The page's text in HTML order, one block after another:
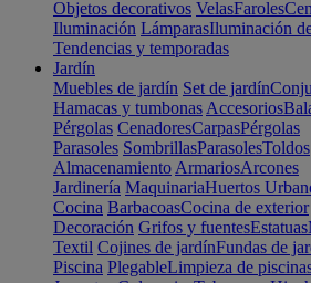
Objetos decorativos VelasFaroles
Iluminación LámparasIluminación
Tendencias y temporadas
Jardín
Muebles de jardín Set de jardín
Hamacas y tumbonas Accesorios
Pérgolas CenadoresCarpasPérgolas
Parasoles SombrillasParasolesToldos
Almacenamiento ArmariosArcones
Jardinería MaquinariaHuertos
Cocina BarbacoasCocina de exterior
Decoración Grifos y fuentesEstatuas
Textil Cojines de jardínFundas de
Piscina PlegableLimpieza de